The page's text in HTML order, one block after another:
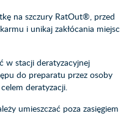
na szczury RatOut®, przed
i unikaj zakłócania miejsc
w stacji deratyzacyjnej
do preparatu przez osoby
deratyzacji.
umieszczać poza zasięgiem